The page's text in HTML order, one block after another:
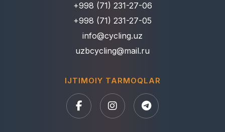
+998 (71) 231-27-06
+998 (71) 231-27-05
info@cycling.uz
uzbcycling@mail.ru
IJTIMOIY TARMOQLAR